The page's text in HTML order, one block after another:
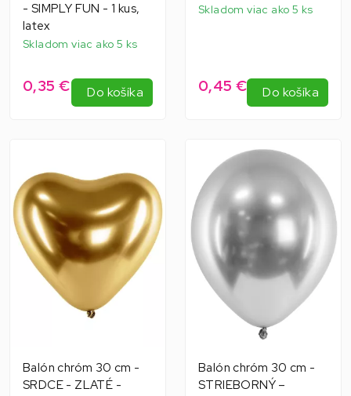
- SIMPLY FUN - 1 kus,
latex
Skladom viac ako 5 ks
0,35 € Do košíka
Skladom viac ako 5 ks
0,45 € Do košíka
Balón chróm 30 cm -
SRDCE - ZLATÉ -
Balón chróm 30 cm -
STRIEBORNÝ –